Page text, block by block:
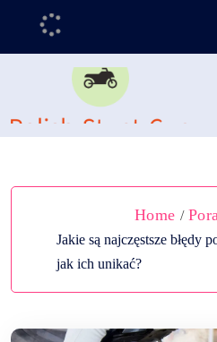
Home /
Jakie są najczęstsze błędy
jak ich unikać?